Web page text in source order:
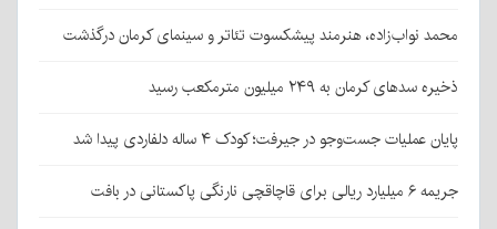
محمد نواب‌زاده، هنرمند پیشکسوت تئاتر و سینمای کرمان درگذشت
ذخیره سدهای کرمان به ۲۴۹ میلیون مترمکعب رسید
پایان عملیات جست‌وجو در جیرفت؛ کودک ۴ ساله دلفاردی پیدا شد
جریمه ۶ میلیارد ریالی برای قاچاقچی نارنگی پاکستانی در بافت